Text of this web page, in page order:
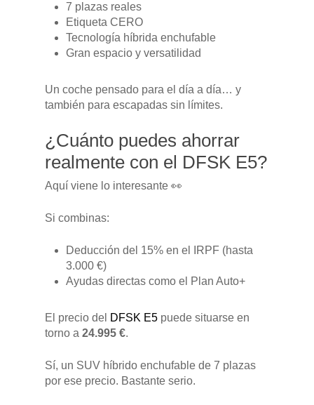
7 plazas reales
Etiqueta CERO
Tecnología híbrida enchufable
Gran espacio y versatilidad
Un coche pensado para el día a día… y
también para escapadas sin límites.
¿Cuánto puedes ahorrar
realmente con el DFSK E5?
Aquí viene lo interesante 👀
Si combinas:
Deducción del 15% en el IRPF (hasta
3.000 €)
Ayudas directas como el Plan Auto+
El precio del DFSK E5 puede situarse en
torno a 24.995 €.
Sí, un SUV híbrido enchufable de 7 plazas
por ese precio. Bastante serio.